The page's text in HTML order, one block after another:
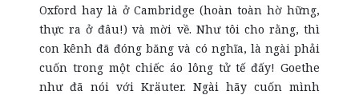
Oxford hay là ở Cambridge (hoàn toàn hờ hững,
thực ra ở đâu!) và mời về. Như tôi cho rằng, thì
con kênh đã đóng băng và có nghĩa, là ngài phải
cuốn trong một chiếc áo lông tử tế đấy! Goethe
như đã nói với Kräuter. Ngài hãy cuốn mình